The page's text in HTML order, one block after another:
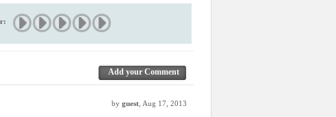
Add your Comment
by guest , Aug 17, 2013